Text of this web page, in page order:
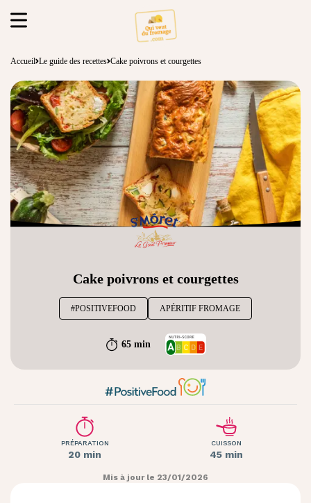
Accueil Le guide des recettes Cake poivrons et courgettes
Cake poivrons et courgettes
#POSITIVEFOOD APÉRITIF FROMAGE
65 min
PRÉPARATION
20 min
CUISSON
45 min
Mis à jour le 23/01/2026